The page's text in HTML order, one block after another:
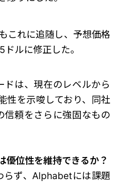
これに追随し、予想価格
ルに修正した。
ドは、現在のレベルから
性を示唆しており、同社
信頼をさらに強固なもの
位性を維持できるか？
らず、Alphabetには課題